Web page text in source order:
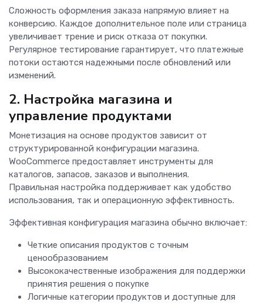
Сложность оформления заказа напрямую влияет на
конверсию. Каждое дополнительное поле или страница
увеличивает трение и риск отказа от покупки.
Регулярное тестирование гарантирует, что платежные
потоки остаются надежными после обновлений или
изменений.
2. Настройка магазина и
управление продуктами
Монетизация на основе продуктов зависит от
структурированной конфигурации магазина.
WooCommerce предоставляет инструменты для
каталогов, запасов, заказов и выполнения.
Правильная настройка поддерживает как удобство
использования, так и операционную эффективность.
Эффективная конфигурация магазина обычно включает:
Четкие описания продуктов с точным
ценообразованием
Высококачественные изображения для поддержки
принятия решения о покупке
Логичные категории продуктов и доступные для